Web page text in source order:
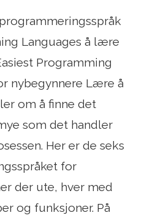
Languages ​​å lære
Programming
nybegynnere Lære å
om å finne det
som det handler
Her er de seks
for
der ute, hver med
og funksjoner. På